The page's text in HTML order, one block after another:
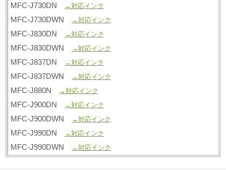
MFC-J730DN →対応インク
MFC-J730DWN →対応インク
MFC-J830DN →対応インク
MFC-J830DWN →対応インク
MFC-J837DN →対応インク
MFC-J837DWN →対応インク
MFC-J880N →対応インク
MFC-J900DN →対応インク
MFC-J900DWN →対応インク
MFC-J990DN →対応インク
MFC-J990DWN →対応インク